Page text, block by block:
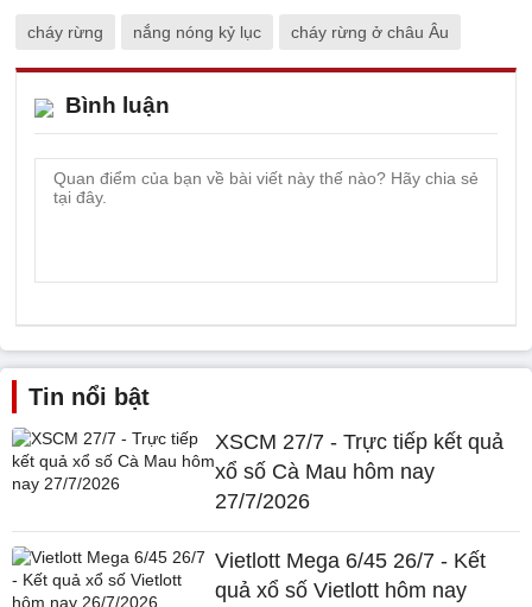
cháy rừng nắng nóng kỷ lục cháy rừng ở châu Âu
Bình luận
Tin nổi bật
XSCM 27/7 - Trực tiếp kết quả
xổ số Cà Mau hôm nay
27/7/2026
Vietlott Mega 6/45 26/7 - Kết
quả xổ số Vietlott hôm nay